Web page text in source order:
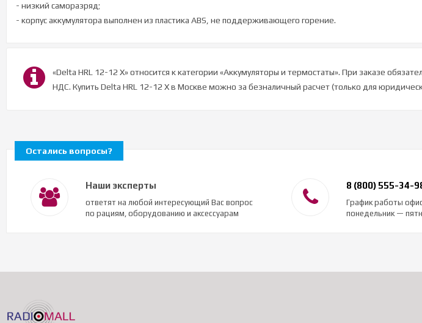
- низкий саморазряд;
- корпус аккумулятора выполнен из пластика ABS, не поддерживающего горение.
«Delta HRL 12-12 X» относится к категории «Аккумуляторы и термостаты». При заказе
НДС. Купить Delta HRL 12-12 X в Москве можно за безналичный расчет (только для
Остались вопросы?
Наши эксперты
ответят на любой интересующий Вас вопрос
по рациям, оборудованию и аксессуарам
8 (800) 555-34-
График работы
понедельник —